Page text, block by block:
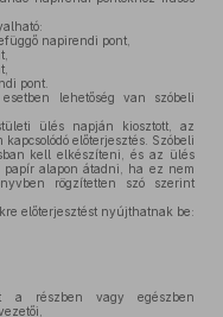
napirendi pont,
pont.
lehetőség van szóbeli
ülés napján kiosztott, az
előterjesztés. Szóbeli
kell elkészíteni, és az ülés
alapon átadni, ha ez nem
rögzítetten szó szerint
előterjesztést nyújthatnak be:
a részben vagy egészben